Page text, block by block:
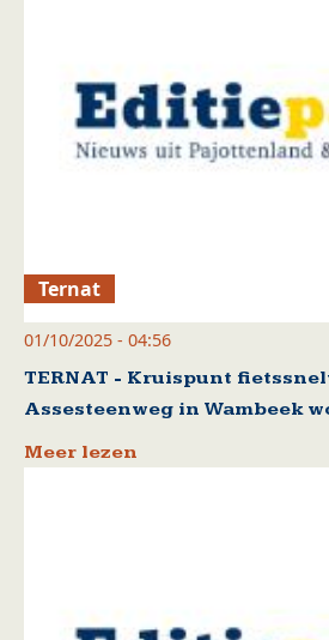
Ternat
01/10/2025 - 04:56
TERNAT - Kruispunt
Assesteenweg in Wambeek
Meer lezen